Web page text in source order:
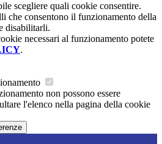
scegliere quali cookie consentire.
che consentono il funzionamento della
disabilitarli.
necessari al funzionamento potete
.
non possono essere
l'elenco nella pagina della cookie